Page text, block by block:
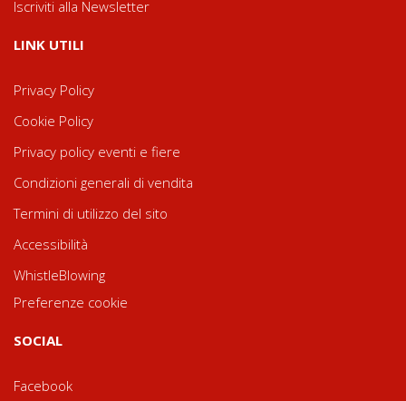
Iscriviti alla Newsletter
LINK UTILI
Privacy Policy
Cookie Policy
Privacy policy eventi e fiere
Condizioni generali di vendita
Termini di utilizzo del sito
Accessibilità
WhistleBlowing
Preferenze cookie
SOCIAL
Facebook